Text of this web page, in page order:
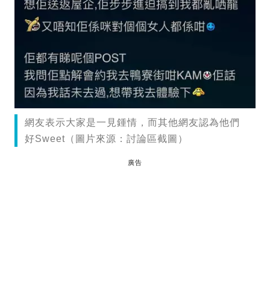
網友表示大家是一見鍾情，而其他網友認為他們
好Sweet（圖片來源：討論區截圖）
廣告